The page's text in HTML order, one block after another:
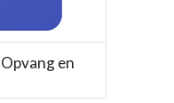
en